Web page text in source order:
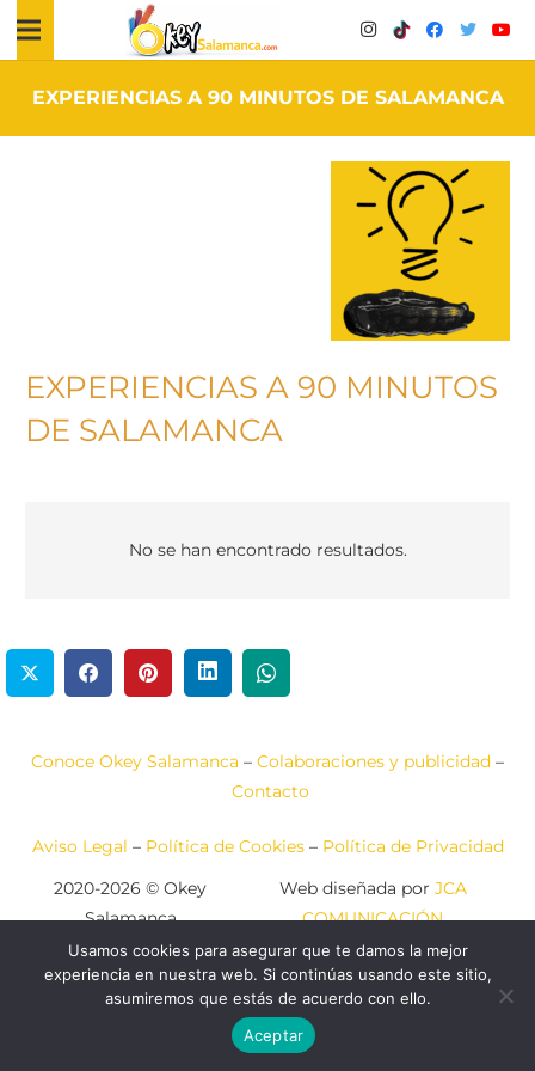
EXPERIENCIAS A 90 MINUTOS DE SALAMANCA
EXPERIENCIAS A 90 MINUTOS
DE SALAMANCA
No se han encontrado resultados.
Conoce Okey Salamanca – Colaboraciones y publicidad –
Contacto
Aviso Legal – Política de Cookies– Política de Privacidad
2020-2026 © Okey
Salamanca
Web diseñada por JCA
COMUNICACIÓN
Usamos cookies para asegurar que te damos la mejor
experiencia en nuestra web. Si continúas usando este sitio,
asumiremos que estás de acuerdo con ello.
Aceptar